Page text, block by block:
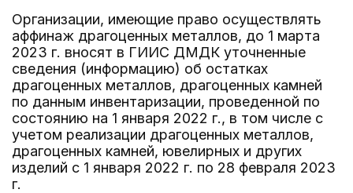
Организации, имеющие право осуществлять
аффинаж драгоценных металлов, до 1 марта
2023 г. вносят в ГИИС ДМДК уточненные
сведения (информацию) об остатках
драгоценных металлов, драгоценных камней
по данным инвентаризации, проведенной по
состоянию на 1 января 2022 г., в том числе с
учетом реализации драгоценных металлов,
драгоценных камней, ювелирных и других
изделий с 1 января 2022 г. по 28 февраля 2023
г.